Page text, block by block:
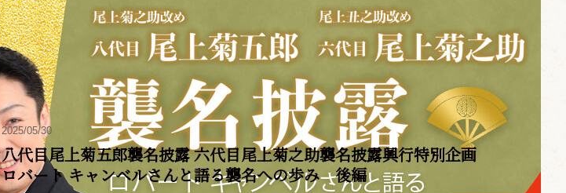
2025/05/30
八代目尾上菊五郎襲名披露 六代目尾上菊之助襲名披露興行特別企画 ――
ロバート キャンベルさんと語る襲名への歩み 後編